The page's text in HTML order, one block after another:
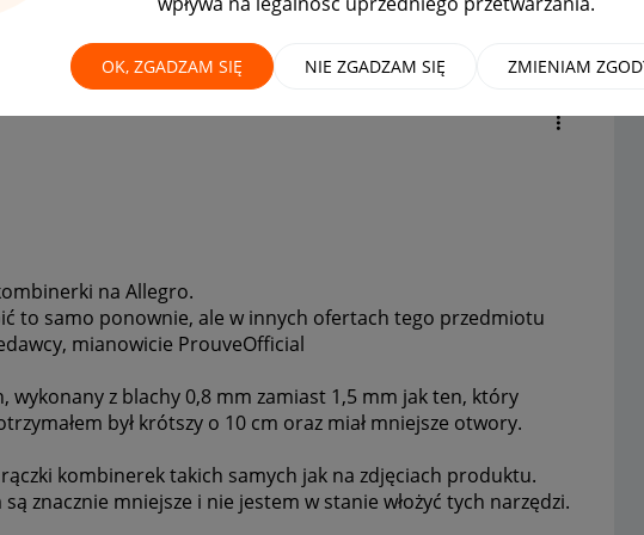
OK, ZGADZAM SIĘ NIE ZGADZAM SIĘ ZMIENIAM
w parametrach oferty
na Allegro.
to samo ponownie, ale w innych ofertach tego przedmiotu
mianowicie ProuveOfficial
wykonany z blachy 0,8 mm zamiast 1,5 mm jak ten, który
był krótszy o 10 cm oraz miał mniejsze otwory.
kombinerek takich samych jak na zdjęciach produktu.
znacznie mniejsze i nie jestem w stanie włożyć tych narzędzi.